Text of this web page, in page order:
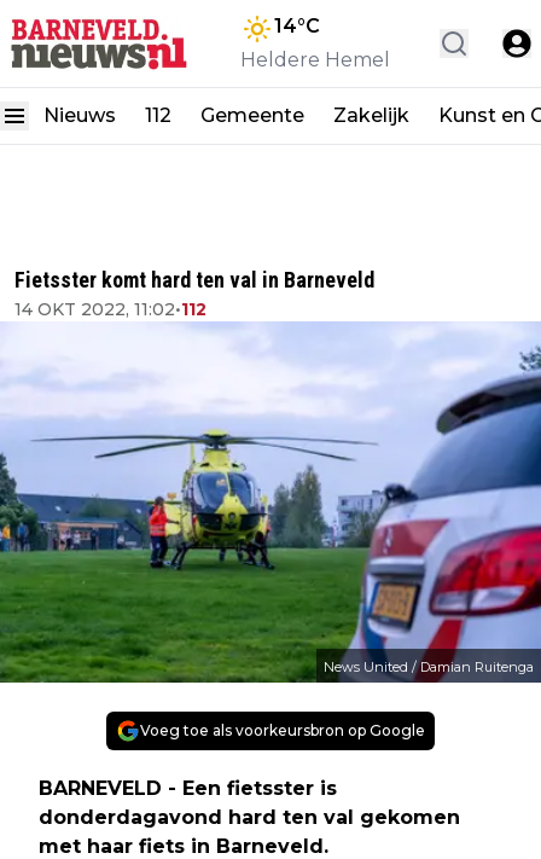
14°C
Heldere Hemel
Nieuws 112 Gemeente Zakelijk Kunst en
Fietsster komt hard ten val in Barneveld
14 OKT 2022, 11:02•112
News United / Damian Ruitenga
Voeg toe als voorkeursbron op Google
BARNEVELD - Een fietsster is
donderdagavond hard ten val gekomen
met haar fiets in Barneveld.